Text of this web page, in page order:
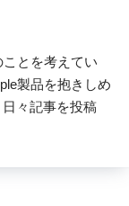
とを考えてい
製品を抱きしめ
々記事を投稿